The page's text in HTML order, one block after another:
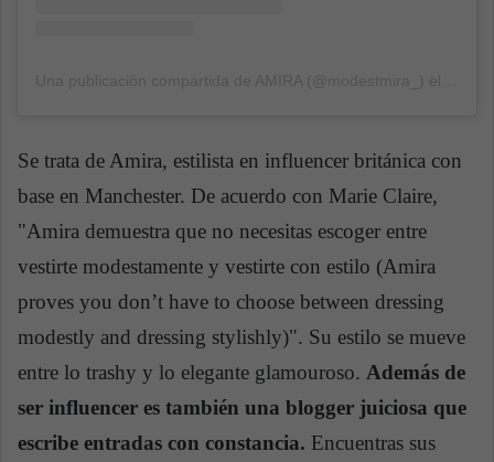
Se trata de Amira, estilista en influencer británica con
base en Manchester. De acuerdo con Marie Claire,
"Amira demuestra que no necesitas escoger entre
vestirte modestamente y vestirte con estilo (Amira
proves you don’t have to choose between dressing
modestly and dressing stylishly)". Su estilo se mueve
entre lo trashy y lo elegante glamouroso. Además de
ser influencer es también una blogger juiciosa que
escribe entradas con constancia. Encuentras sus